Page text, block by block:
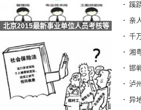
湖北荆门：社保“私人定制”服务让民生保障
安徽六安：叶集区人社局工伤宣传进企业
辽宁：全国首创 沈阳“智慧社保”实现延迟退
甘肃酒泉：数字引擎驱动社保经办升级 智
海南省社保中心提示：离退休人员需按期完
全国人民代表大会常务委员会关于实施渐进
梁建章建议按孩子数量发钱：每月3000元直
宜宾三江新区两家单位荣获“全国文明单位”
北京2015最新事业单位人员考核等
蹊
亲
千
湘
邯
泸
异